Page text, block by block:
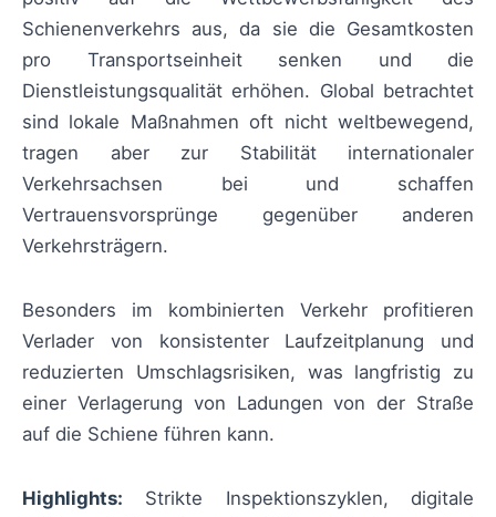
Schienenverkehrs aus, da sie die Gesamtkosten
pro Transportseinheit senken und die
Dienstleistungsqualität erhöhen. Global betrachtet
sind lokale Maßnahmen oft nicht weltbewegend,
tragen aber zur Stabilität internationaler
Verkehrsachsen bei und schaffen
Vertrauensvorsprünge gegenüber anderen
Verkehrsträgern.
Besonders im kombinierten Verkehr profitieren
Verlader von konsistenter Laufzeitplanung und
reduzierten Umschlagsrisiken, was langfristig zu
einer Verlagerung von Ladungen von der Straße
auf die Schiene führen kann.
Highlights: Strikte Inspektionszyklen, digitale